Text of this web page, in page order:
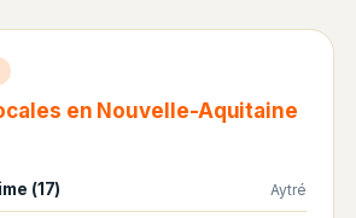
en Nouvelle-Aquitaine
(17) Aytré